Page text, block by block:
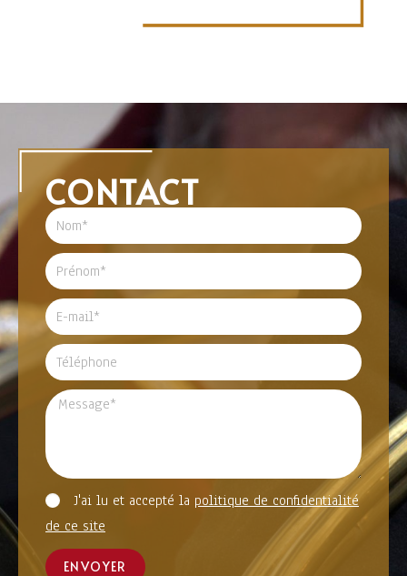
CONTACT
J'ai lu et accepté la politique de confidentialité
de ce site
ENVOYER